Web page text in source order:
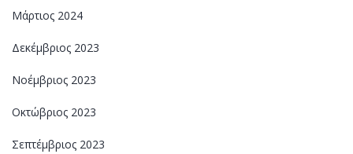
Μάρτιος 2024
Δεκέμβριος 2023
Νοέμβριος 2023
Οκτώβριος 2023
Σεπτέμβριος 2023